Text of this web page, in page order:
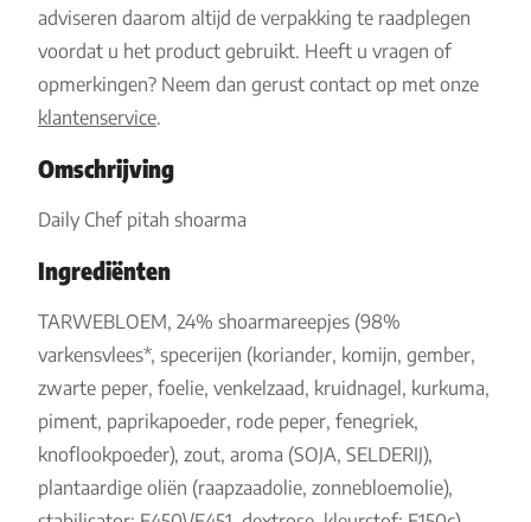
adviseren daarom altijd de verpakking te raadplegen
voordat u het product gebruikt. Heeft u vragen of
opmerkingen? Neem dan gerust contact op met onze
klantenservice.
Omschrijving
Daily Chef pitah shoarma
Ingrediënten
TARWEBLOEM, 24% shoarmareepjes (98%
varkensvlees*, specerijen (koriander, komijn, gember,
zwarte peper, foelie, venkelzaad, kruidnagel, kurkuma,
piment, paprikapoeder, rode peper, fenegriek,
knoflookpoeder), zout, aroma (SOJA, SELDERIJ),
plantaardige oliën (raapzaadolie, zonnebloemolie),